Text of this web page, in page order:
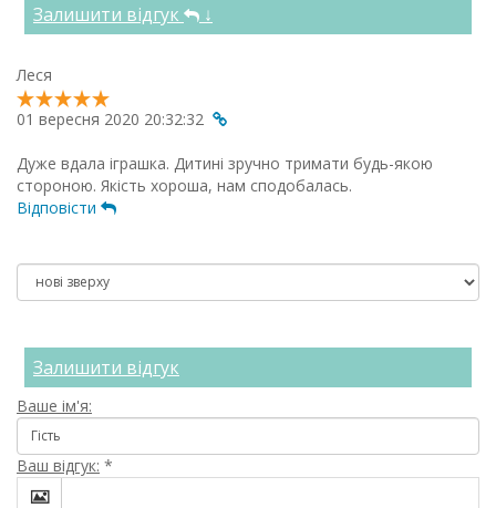
Залишити відгук ↓
Леся
01 вересня 2020 20:32:32
Дуже вдала іграшка. Дитині зручно тримати будь-якою
стороною. Якість хороша, нам сподобалась.
Відповісти
Залишити відгук
Ваше ім'я:
Ваш відгук: *
